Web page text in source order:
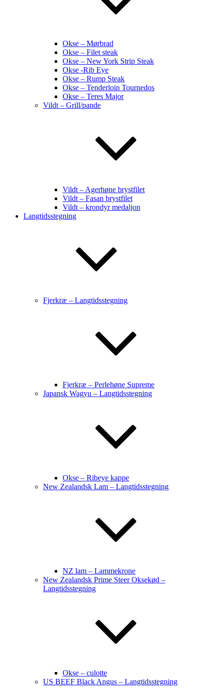
Okse – Mørbrad
Okse – Filet steak
Okse – New York Strip Steak
Okse -Rib Eye
Okse – Rump Steak
Okse – Tenderloin Tournedos
Okse – Teres Major
Vildt – Grill/pande
Vildt – Agerhøne brystfilet
Vildt – Fasan brystfilet
Vildt – krondyr medaljon
Langtidsstegning
Fjerkræ – Langtidsstegning
Fjerkræ – Perlehøne Supreme
Japansk Wagyu – Langtidsstegning
Okse – Ribeye kappe
New Zealandsk Lam – Langtidsstegning
NZ lam – Lammekrone
New Zealandsk Prime Steer Oksekød –
Langtidsstegning
Okse – culotte
US BEEF Black Angus – Langtidsstegning